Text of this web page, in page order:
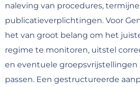
naleving van procedures,
publicatieverplichtingen. Voor
het van groot belang om het
regime te monitoren, uitstel
en eventuele
passen. Een gestructureerde